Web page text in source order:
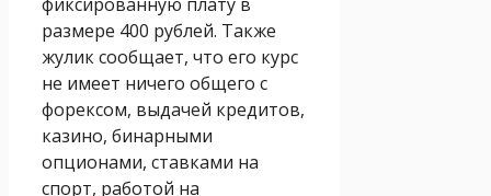
размере 400 рублей. Также
жулик сообщает, что его курс
не имеет ничего общего с
форексом, выдачей кредитов,
казино, бинарными
опционами, ставками на
спорт, работой на